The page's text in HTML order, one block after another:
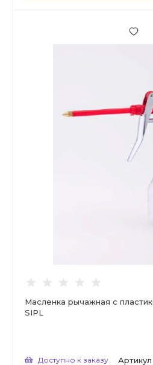
Масленка рычажная с
SIPL
Доступно к заказу Артикул